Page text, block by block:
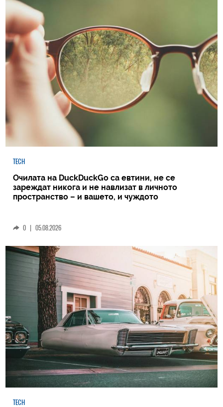
TECH
Очилата на DuckDuckGo са евтини, не се
зареждат никога и не навлизат в личното
пространство – и вашето, и чуждото
0 05.08.2026
TECH